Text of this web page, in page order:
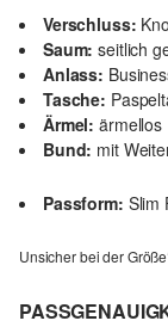
Verschluss:
Saum: seitlich
Anlass:
Tasche:
Ärmel: ärmellos
Bund: mit
Passform: Slim
Unsicher bei der